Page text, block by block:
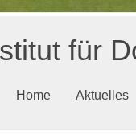
für
Home Aktuelles